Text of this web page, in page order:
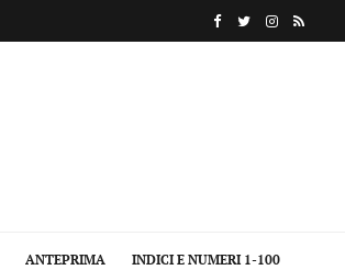
ANTEPRIMA INDICI E NUMERI 1-100